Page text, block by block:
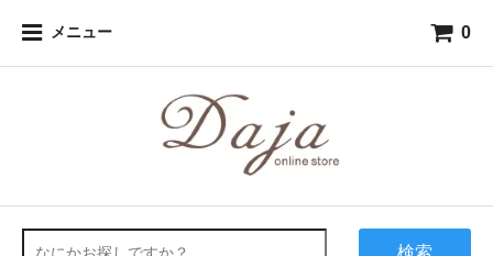
メニュー 0
検索